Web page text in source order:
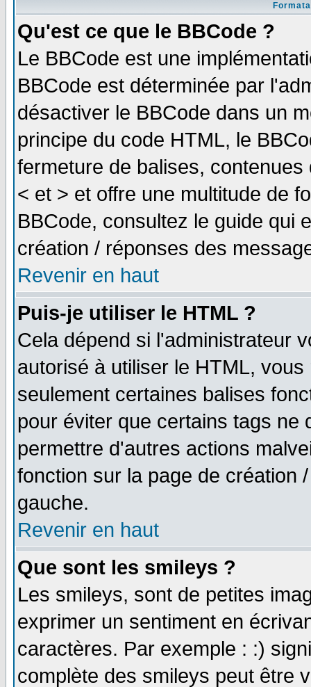
Qu'est ce que le BBCode ?
Le BBCode est une
BBCode est déterminée par
désactiver le BBCode dans un
principe du code HTML, le
fermeture de balises,
< et > et offre une multitude de
BBCode, consultez le guide qui
création / réponses des
Revenir en haut
Puis-je utiliser le HTML ?
Cela dépend si l'administrateur
autorisé à utiliser le HTML,
seulement certaines balises
pour éviter que certains tags ne
permettre d'autres actions
fonction sur la page de création
gauche.
Revenir en haut
Que sont les smileys ?
Les smileys, sont de petites
exprimer un sentiment en
caractères. Par exemple : :)
complète des smileys peut être